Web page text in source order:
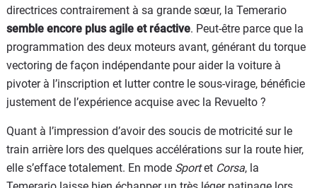
directrices contrairement à sa grande sœur, la Temerario
semble encore plus agile et réactive. Peut-être parce que la
programmation des deux moteurs avant, générant du torque
vectoring de façon indépendante pour aider la voiture à
pivoter à l’inscription et lutter contre le sous-virage, bénéficie
justement de l’expérience acquise avec la Revuelto ?
Quant à l’impression d’avoir des soucis de motricité sur le
train arrière lors des quelques accélérations sur la route hier,
elle s’efface totalement. En mode Sportet Corsa, la